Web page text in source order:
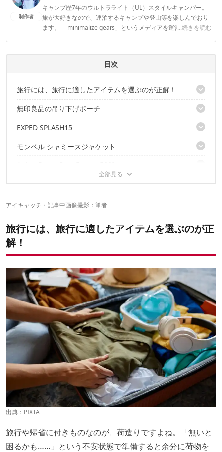
制作者
キャンプ歴7年のウルトラライト（UL）スタイルキャンパー。
旅が大好きなので、連泊するキャンプや登山等を楽しんでおり
ます。 「minimalize gears」というメディアを運営していて、
...続きを読む
CAMPたかにぃのプロフィール
目次
旅行には、旅行に適したアイテムを選ぶのが正解！
荷物を減らせるのは…1つで何役もこなせる便利アイテム！
無印良品の吊り下げポーチ
収納力抜群！真ん中のポーチは独立する
EXPED SPLASH15
コンパクトにして、強度と防水性も高い！
モンベル シャミースジャケット
ミニマライズギアーズの手ぬぐい
嵩張らない・乾きが早い・代用グッズにもなる
Gumの旅行歯ブラシ
ケースも兼ねている持ち手が、スリム化に貢献！
アイキャッチ・記事中画像撮影：筆者
旅行には、旅行に適したアイテムを選ぶのが正
解！
出典：PIXTA
旅行や帰省に付きものなのが、荷造りですよね。「無いと
困るかも……」という不安状態で準備すると余分に荷物を